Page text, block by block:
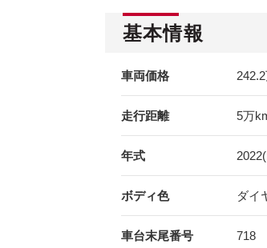
基本情報
車両価格
走行距離 5万
年式
ボディ色 ダイ
車台末尾番号 718